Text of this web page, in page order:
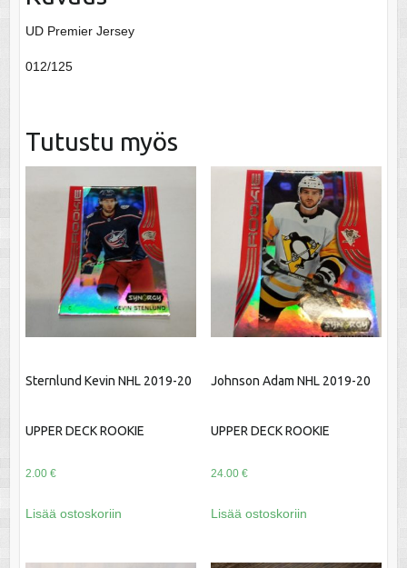
UD Premier Jersey
012/125
Tutustu myös
Sternlund Kevin NHL 2019-20
UPPER DECK ROOKIE
2.00 €
Lisää ostoskoriin
Johnson Adam NHL 2019-20
UPPER DECK ROOKIE
24.00 €
Lisää ostoskoriin